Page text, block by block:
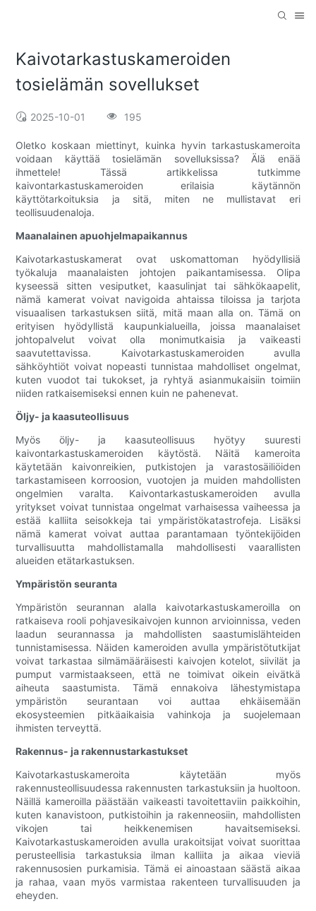
Kaivotarkastuskameroiden
tosielämän sovellukset
2025-10-01 195
Oletko koskaan miettinyt, kuinka hyvin tarkastuskameroita
voidaan käyttää tosielämän sovelluksissa? Älä enää
ihmettele! Tässä artikkelissa tutkimme
kaivontarkastuskameroiden erilaisia ​​käytännön
käyttötarkoituksia ja sitä, miten ne mullistavat eri
teollisuudenaloja.
Maanalainen apuohjelmapaikannus
Kaivotarkastuskamerat ovat uskomattoman hyödyllisiä
työkaluja maanalaisten johtojen paikantamisessa. Olipa
kyseessä sitten vesiputket, kaasulinjat tai sähkökaapelit,
nämä kamerat voivat navigoida ahtaissa tiloissa ja tarjota
visuaalisen tarkastuksen siitä, mitä maan alla on. Tämä on
erityisen hyödyllistä kaupunkialueilla, joissa maanalaiset
johtopalvelut voivat olla monimutkaisia ​​ja vaikeasti
saavutettavissa. Kaivotarkastuskameroiden avulla
sähköyhtiöt voivat nopeasti tunnistaa mahdolliset ongelmat,
kuten vuodot tai tukokset, ja ryhtyä asianmukaisiin toimiin
niiden ratkaisemiseksi ennen kuin ne pahenevat.
Öljy- ja kaasuteollisuus
Myös öljy- ja kaasuteollisuus hyötyy suuresti
kaivontarkastuskameroiden käytöstä. Näitä kameroita
käytetään kaivonreikien, putkistojen ja varastosäiliöiden
tarkastamiseen korroosion, vuotojen ja muiden mahdollisten
ongelmien varalta. Kaivontarkastuskameroiden avulla
yritykset voivat tunnistaa ongelmat varhaisessa vaiheessa ja
estää kalliita seisokkeja tai ympäristökatastrofeja. Lisäksi
nämä kamerat voivat auttaa parantamaan työntekijöiden
turvallisuutta mahdollistamalla mahdollisesti vaarallisten
alueiden etätarkastuksen.
Ympäristön seuranta
Ympäristön seurannan alalla kaivotarkastuskameroilla on
ratkaiseva rooli pohjavesikaivojen kunnon arvioinnissa, veden
laadun seurannassa ja mahdollisten saastumislähteiden
tunnistamisessa. Näiden kameroiden avulla ympäristötutkijat
voivat tarkastaa silmämääräisesti kaivojen kotelot, siivilät ja
pumput varmistaakseen, että ne toimivat oikein eivätkä
aiheuta saastumista. Tämä ennakoiva lähestymistapa
ympäristön seurantaan voi auttaa ehkäisemään
ekosysteemien pitkäaikaisia ​​vahinkoja ja suojelemaan
ihmisten terveyttä.
Rakennus- ja rakennustarkastukset
Kaivotarkastuskameroita käytetään myös
rakennusteollisuudessa rakennusten tarkastuksiin ja huoltoon.
Näillä kameroilla päästään vaikeasti tavoitettaviin paikkoihin,
kuten kanavistoon, putkistoihin ja rakenneosiin, mahdollisten
vikojen tai heikkenemisen havaitsemiseksi.
Kaivotarkastuskameroiden avulla urakoitsijat voivat suorittaa
perusteellisia tarkastuksia ilman kalliita ja aikaa vieviä
rakennusosien purkamisia. Tämä ei ainoastaan ​​säästä aikaa
ja rahaa, vaan myös varmistaa rakenteen turvallisuuden ja
eheyden.